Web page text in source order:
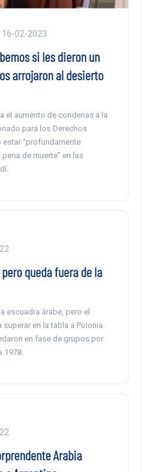
16-02-2023
si les dieron un
arrojaron al desierto
el aumento de condenas a la
para los Derechos
estar “profundamente
de muerte” en las
queda fuera de la
escuadra árabe, pero el
en la tabla a Polonia.
en fase de grupos por
1978.
Arabia